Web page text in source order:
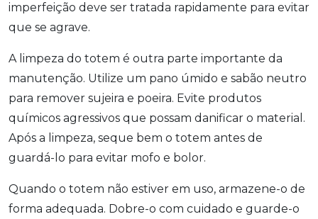
imperfeição deve ser tratada rapidamente para evitar
que se agrave.
A limpeza do totem é outra parte importante da
manutenção. Utilize um pano úmido e sabão neutro
para remover sujeira e poeira. Evite produtos
químicos agressivos que possam danificar o material.
Após a limpeza, seque bem o totem antes de
guardá-lo para evitar mofo e bolor.
Quando o totem não estiver em uso, armazene-o de
forma adequada. Dobre-o com cuidado e guarde-o